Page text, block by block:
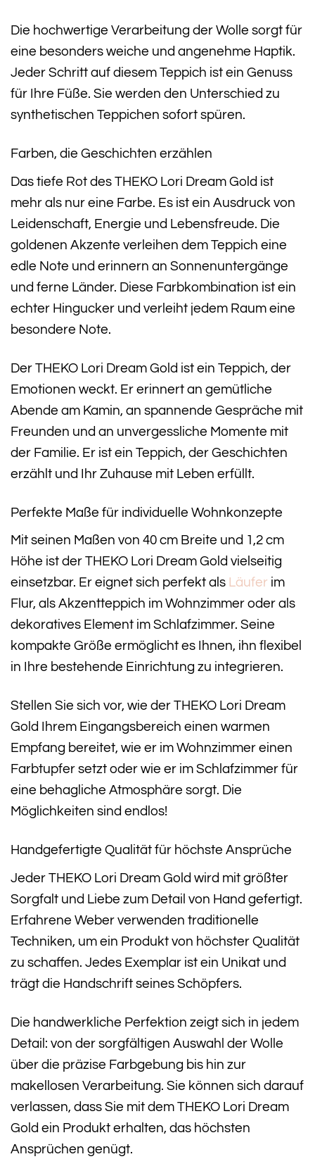
Die hochwertige Verarbeitung der Wolle sorgt für
eine besonders weiche und angenehme Haptik.
Jeder Schritt auf diesem Teppich ist ein Genuss
für Ihre Füße. Sie werden den Unterschied zu
synthetischen Teppichen sofort spüren.
Farben, die Geschichten erzählen
Das tiefe Rot des THEKO Lori Dream Gold ist
mehr als nur eine Farbe. Es ist ein Ausdruck von
Leidenschaft, Energie und Lebensfreude. Die
goldenen Akzente verleihen dem Teppich eine
edle Note und erinnern an Sonnenuntergänge
und ferne Länder. Diese Farbkombination ist ein
echter Hingucker und verleiht jedem Raum eine
besondere Note.
Der THEKO Lori Dream Gold ist ein Teppich, der
Emotionen weckt. Er erinnert an gemütliche
Abende am Kamin, an spannende Gespräche mit
Freunden und an unvergessliche Momente mit
der Familie. Er ist ein Teppich, der Geschichten
erzählt und Ihr Zuhause mit Leben erfüllt.
Perfekte Maße für individuelle Wohnkonzepte
Mit seinen Maßen von 40 cm Breite und 1,2 cm
Höhe ist der THEKO Lori Dream Gold vielseitig
einsetzbar. Er eignet sich perfekt als Läufer im
Flur, als Akzentteppich im Wohnzimmer oder als
dekoratives Element im Schlafzimmer. Seine
kompakte Größe ermöglicht es Ihnen, ihn flexibel
in Ihre bestehende Einrichtung zu integrieren.
Stellen Sie sich vor, wie der THEKO Lori Dream
Gold Ihrem Eingangsbereich einen warmen
Empfang bereitet, wie er im Wohnzimmer einen
Farbtupfer setzt oder wie er im Schlafzimmer für
eine behagliche Atmosphäre sorgt. Die
Möglichkeiten sind endlos!
Handgefertigte Qualität für höchste Ansprüche
Jeder THEKO Lori Dream Gold wird mit größter
Sorgfalt und Liebe zum Detail von Hand gefertigt.
Erfahrene Weber verwenden traditionelle
Techniken, um ein Produkt von höchster Qualität
zu schaffen. Jedes Exemplar ist ein Unikat und
trägt die Handschrift seines Schöpfers.
Die handwerkliche Perfektion zeigt sich in jedem
Detail: von der sorgfältigen Auswahl der Wolle
über die präzise Farbgebung bis hin zur
makellosen Verarbeitung. Sie können sich darauf
verlassen, dass Sie mit dem THEKO Lori Dream
Gold ein Produkt erhalten, das höchsten
Ansprüchen genügt.